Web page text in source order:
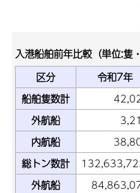
入港船舶前年比較（単位:隻
区分
令和7年
船舶隻数計
外航船
内航船
総トン数計
外航船